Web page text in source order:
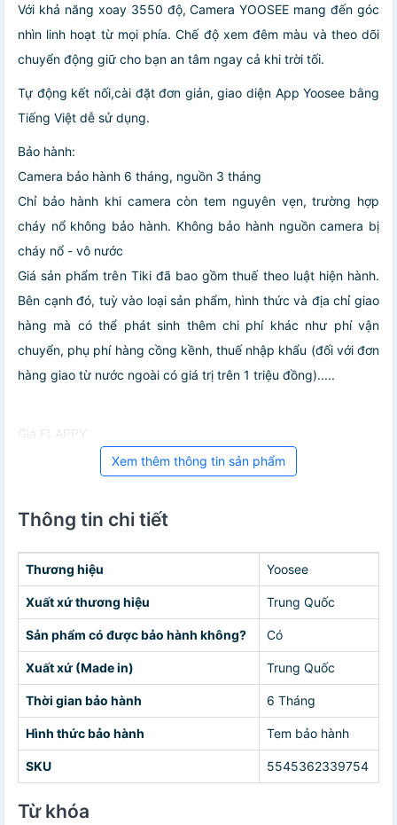
Với khả năng xoay 3550 độ, Camera YOOSEE mang đến góc
nhìn linh hoạt từ mọi phía. Chế độ xem đêm màu và theo dõi
chuyển động giữ cho bạn an tâm ngay cả khi trời tối.
Tự động kết nối,cài đặt đơn giản, giao diện App Yoosee bằng
Tiếng Việt dễ sử dụng.
Bảo hành:
Camera bảo hành 6 tháng, nguồn 3 tháng
Chỉ bảo hành khi camera còn tem nguyên vẹn, trường hợp
cháy nổ không bảo hành. Không bảo hành nguồn camera bị
cháy nổ - vô nước
Giá sản phẩm trên Tiki đã bao gồm thuế theo luật hiện hành.
Bên cạnh đó, tuỳ vào loại sản phẩm, hình thức và địa chỉ giao
hàng mà có thể phát sinh thêm chi phí khác như phí vận
chuyển, phụ phí hàng cồng kềnh, thuế nhập khẩu (đối với đơn
hàng giao từ nước ngoài có giá trị trên 1 triệu đồng).....
Giá FLAPPY
Xem thêm thông tin sản phẩm
Thông tin chi tiết
Thương hiệu Yoosee
Xuất xứ thương hiệu Trung Quốc
Sản phẩm có được bảo hành không? Có
Xuất xứ (Made in) Trung Quốc
Thời gian bảo hành 6 Tháng
Hình thức bảo hành Tem bảo hành
SKU 5545362339754
Từ khóa